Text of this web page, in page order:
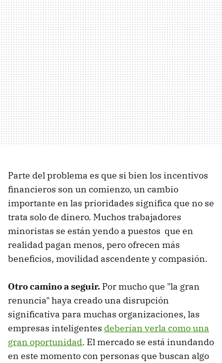
Parte del problema es que si bien los incentivos
financieros son un comienzo, un cambio
importante en las prioridades significa que no se
trata solo de dinero. Muchos trabajadores
minoristas se están yendo a puestos que en
realidad pagan menos, pero ofrecen más
beneficios, movilidad ascendente y compasión.
Otro camino a seguir. Por mucho que "la gran
renuncia" haya creado una disrupción
significativa para muchas organizaciones, las
empresas inteligentes deberían verla como una
gran oportunidad. El mercado se está inundando
en este momento con personas que buscan algo